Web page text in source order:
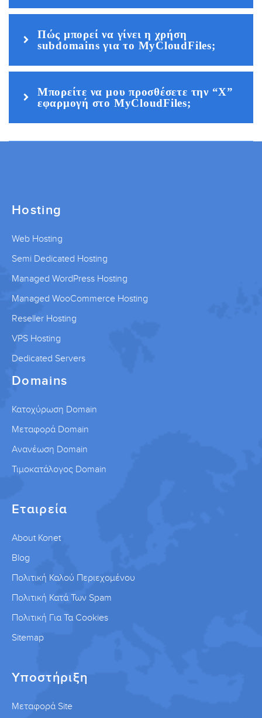
Πώς μπορεί να γίνει η χρήση
subdomains για το MyCloudFiles;
Μπορείτε να μου προσθέσετε την “Χ”
εφαρμογή στο MyCloudFiles;
Hosting
Web Hosting
Semi Dedicated Hosting
Managed WordPress Hosting
Managed WooCommerce Hosting
Reseller Hosting
VPS Hosting
Dedicated Servers
Domains
Κατοχύρωση Domain
Μεταφορά Domain
Ανανέωση Domain
Τιμοκατάλογος Domain
Εταιρεία
About Konet
Blog
Πολιτική Καλού Περιεχομένου
Πολιτική Κατά Των Spam
Πολιτική Για Τα Cookies
Sitemap
Υποστήριξη
Μεταφορά Site